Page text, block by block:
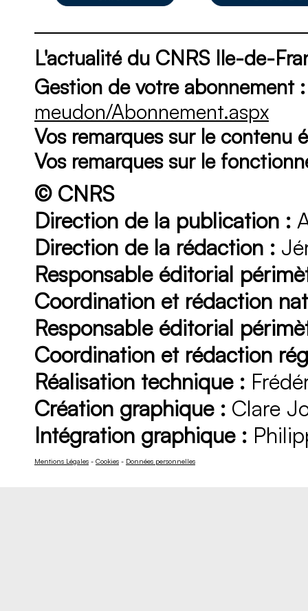
L'actualité du CNRS Ile-de-
Gestion de votre abonnement :
meudon/Abonnement.aspx
Vos remarques sur le contenu
Vos remarques sur le
© CNRS
Direction de la publication :
Direction de la rédaction :
Responsable éditorial
Coordination et rédaction
Responsable éditorial
Coordination et rédaction
Réalisation technique :
Création graphique : Clare
Intégration graphique :
Mentions Légales - Cookies - Données personnelles